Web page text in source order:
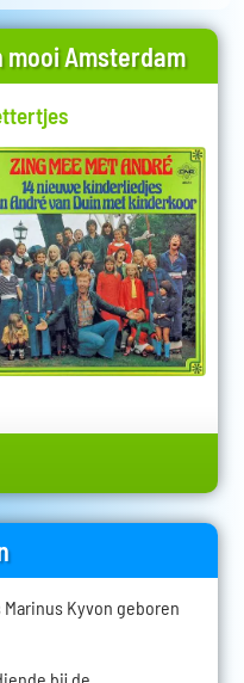
mooi Amsterdam
Kyvon geboren